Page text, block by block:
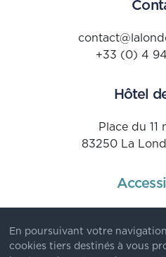
Hôtel
Place du 11
83250 La
+33 (0) 4
Données
En poursuivant votre
cookies tiers destinés à vous